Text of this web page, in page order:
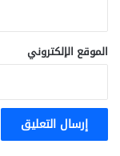
د
ر
ق
ة
الموقع الإلكتروني